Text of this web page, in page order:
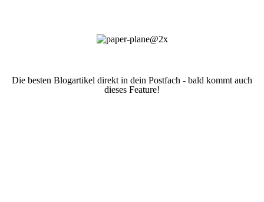
Die besten Blogartikel direkt in dein Postfach - bald kommt auch
dieses Feature!